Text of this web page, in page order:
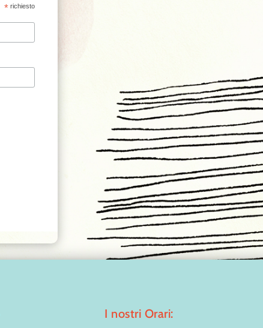
*richiesto
I nostri Orari: